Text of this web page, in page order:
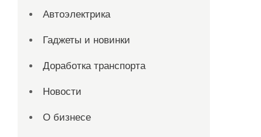
Автоэлектрика
Гаджеты и новинки
Доработка транспорта
Новости
О бизнесе